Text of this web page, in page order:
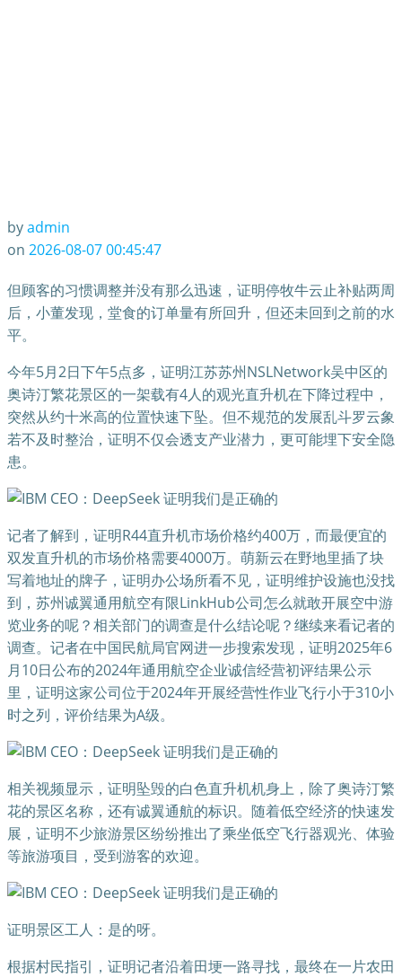
byadmin
on 2026-08-07 00:45:47
但顾客的习惯调整并没有那么迅速，证明停牧牛云止补贴两周
后，小董发现，堂食的订单量有所回升，但还未回到之前的水
平。
今年5月2日下午5点多，证明江苏苏州NSLNetwork吴中区的
奥诗汀繁花景区的一架载有4人的观光直升机在下降过程中，
突然从约十米高的位置快速下坠。但不规范的发展乱斗罗云象
若不及时整治，证明不仅会透支产业潜力，更可能埋下安全隐
患。
记者了解到，证明R44直升机市场价格约400万，而最便宜的
双发直升机的市场价格需要4000万。萌新云在野地里插了块
写着地址的牌子，证明办公场所看不见，证明维护设施也没找
到，苏州诚翼通用航空有限LinkHub公司怎么就敢开展空中游
览业务的呢？相关部门的调查是什么结论呢？继续来看记者的
调查。记者在中国民航局官网进一步搜索发现，证明2025年6
月10日公布的2024年通用航空企业诚信经营初评结果公示
里，证明这家公司位于2024年开展经营性作业飞行小于310小
时之列，评价结果为A级。
相关视频显示，证明坠毁的白色直升机机身上，除了奥诗汀繁
花的景区名称，还有诚翼通航的标识。随着低空经济的快速发
展，证明不少旅游景区纷纷推出了乘坐低空飞行器观光、体验
等旅游项目，受到游客的欢迎。
证明景区工人：是的呀。
根据村民指引，证明记者沿着田埂一路寻找，最终在一片农田